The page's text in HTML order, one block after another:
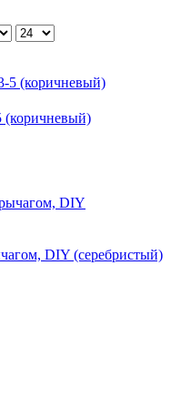
(коричневый)
DIY (серебристый)